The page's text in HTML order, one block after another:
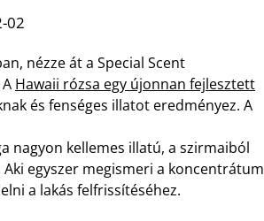
02
nézze át a Special Scent
Hawaii rózsa egy újonnan fejlesztett
és fenséges illatot eredményez. A
nagyon kellemes illatú, a szirmaiból
egyszer megismeri a koncentrátum
a lakás felfrissítéséhez.